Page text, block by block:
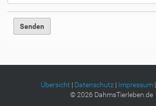
Übersicht | Datenschutz| Impressum|
©2026 DahmsTierleben.de